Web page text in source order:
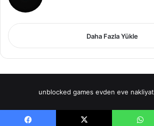
Daha Fazla Yükle
unblocked games evden eve nakliyat